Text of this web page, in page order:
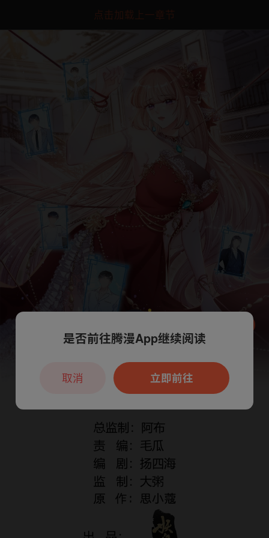
点击加载上一章节
本章节仅支持App阅读，可打开App新用
户7天免费看
是否前往腾漫App继续阅读
立即前往
取消